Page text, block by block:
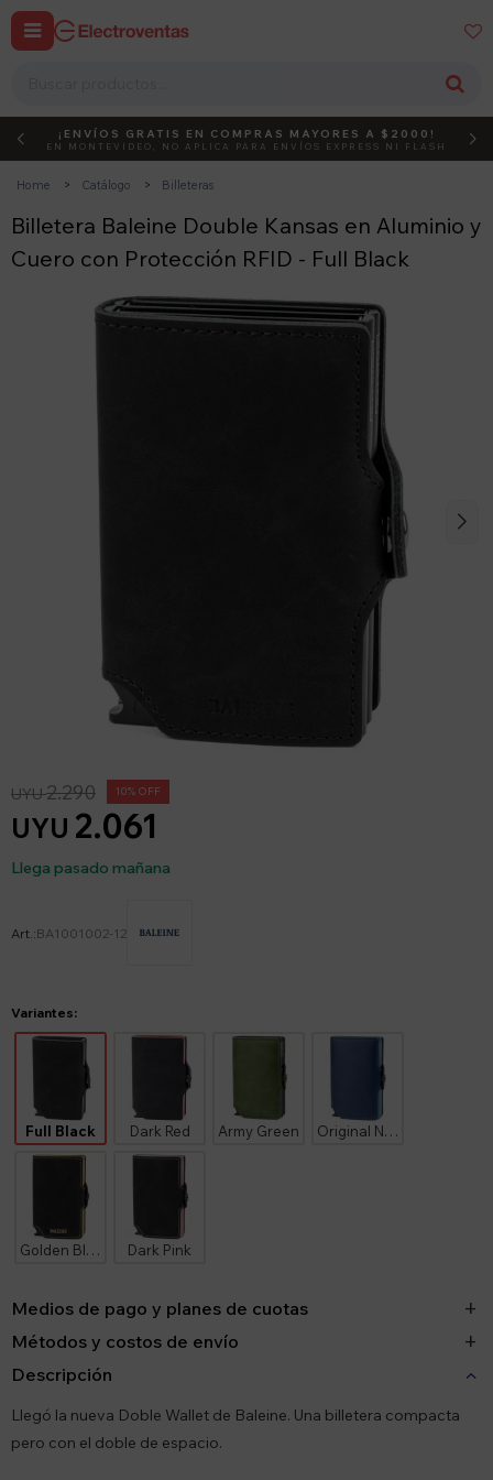
 
DEBUT ACTIVÁ EL CÓDIGO
¡ENVÍOS GRATIS EN COMPRAS MAYORES A $2000!
EN MONTEVIDEO, NO APLICA PARA ENVÍOS EXPRESS NI FLASH
Home Catálogo Billeteras
Billetera Baleine Double Kansas en Aluminio y
Cuero con Protección RFID - Full Black
UYU 2.061
UYU2.290 10
Llega pasado mañana
BA1001002-12
Variantes:
Full Black Dark Red Army Green Original Navy
Golden Black Dark Pink
Medios de pago y planes de cuotas
Métodos y costos de envío
Descripción
Llegó la nueva Doble Wallet de Baleine. Una billetera compacta
pero con el doble de espacio.